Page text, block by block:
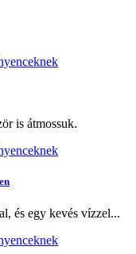
is átmossuk.
és egy kevés vízzel...